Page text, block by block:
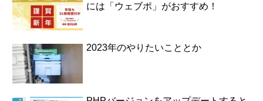
には「ウェブポ」がおすすめ！
2023年のやりたいこととか